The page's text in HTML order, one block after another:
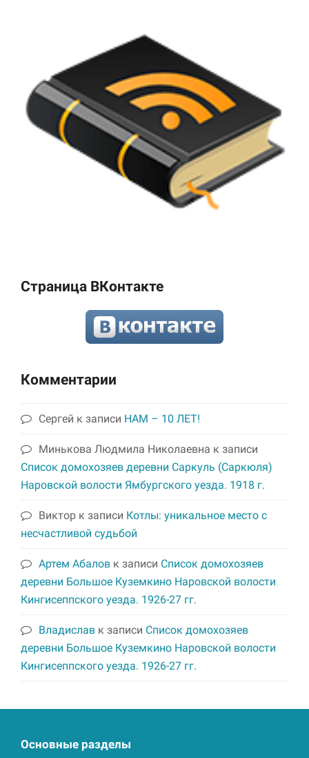
Страница ВКонтакте
Комментарии
Сергей к записи НАМ – 10 ЛЕТ!
Минькова Людмила Николаевна к записи
Список домохозяев деревни Саркуль (Саркюля)
Наровской волости Ямбургского уезда. 1918 г.
Виктор к записи Котлы: уникальное место с
несчастливой судьбой
Артем Абалов к записи Список домохозяев
деревни Большое Куземкино Наровской волости
Кингисеппского уезда. 1926-27 гг.
Владислав к записи Список домохозяев
деревни Большое Куземкино Наровской волости
Кингисеппского уезда. 1926-27 гг.
Основные разделы